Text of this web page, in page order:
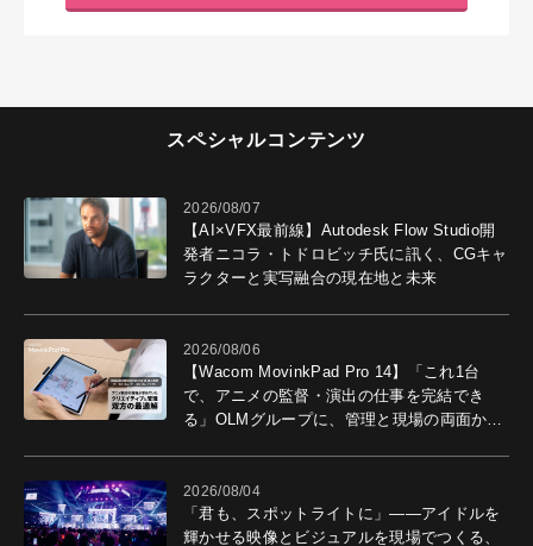
スペシャルコンテンツ
2026/08/07
【AI×VFX最前線】Autodesk Flow Studio開
発者ニコラ・トドロビッチ氏に訊く、CGキャ
ラクターと実写融合の現在地と未来
2026/08/06
【Wacom MovinkPad Pro 14】「これ1台
で、アニメの監督・演出の仕事を完結でき
る」OLMグループに、管理と現場の両面から
2026/08/04
「君も、スポットライトに」――アイドルを
輝かせる映像とビジュアルを現場でつくる、